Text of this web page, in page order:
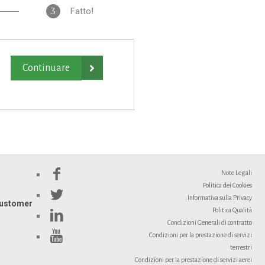
3 Fatto!

Note Legali
Politica dei Cookies
Informativa sulla Privacy
Politica Qualità
Condizioni Generali di contratto
Condizioni per la prestazione di servizi
terrestri
Condizioni per la prestazione di servizi aerei